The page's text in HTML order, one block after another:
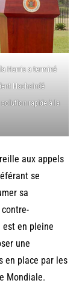
Harris a terminé
Hachaindé
rapide à la
aux appels
se
sa
est en pleine
une
en place par les
Mondiale.